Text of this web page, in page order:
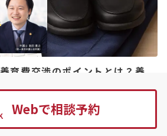
Webで相談予約
育費交渉のポイントとは？養
養育費 離婚